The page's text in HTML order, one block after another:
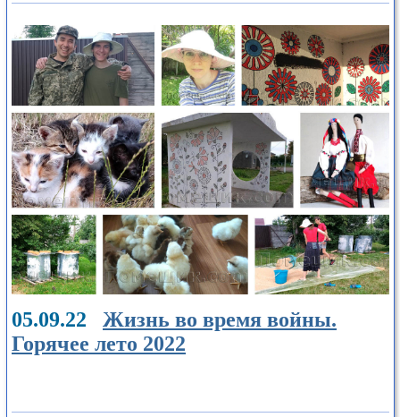
05.09.22 Жизнь во время войны.
Горячее лето 2022